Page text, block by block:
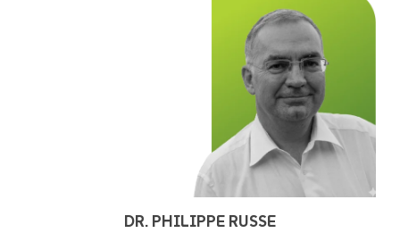
DR. PHILIPPE RUSSE